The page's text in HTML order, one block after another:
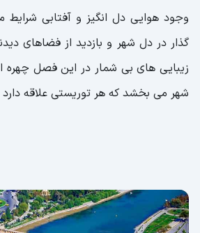
وجود هوایی دل انگیز و آفتابی
گذار در دل شهر و بازدید از فضاهای
زیبایی های بی شمار در این فصل چهره
شهر می بخشد که هر توریستی علاقه دارد